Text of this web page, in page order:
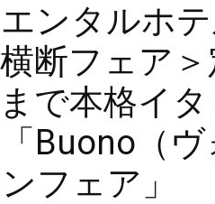
ンタルホ
断フェア
で本格イ
Buono（
フェア」